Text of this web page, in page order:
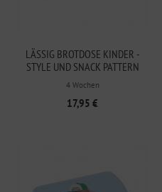
LÄSSIG BROTDOSE KINDER -
STYLE UND SNACK PATTERN
PARTY BLAU/GRÜN
4 Wochen
17,95 €